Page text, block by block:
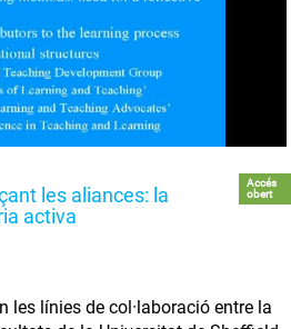
les aliances: la
activa
Accés
obert
les línies de col·laboració entre la